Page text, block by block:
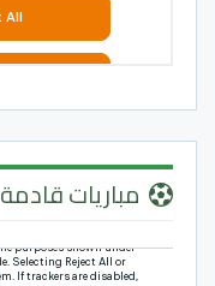
مباريات قادمة